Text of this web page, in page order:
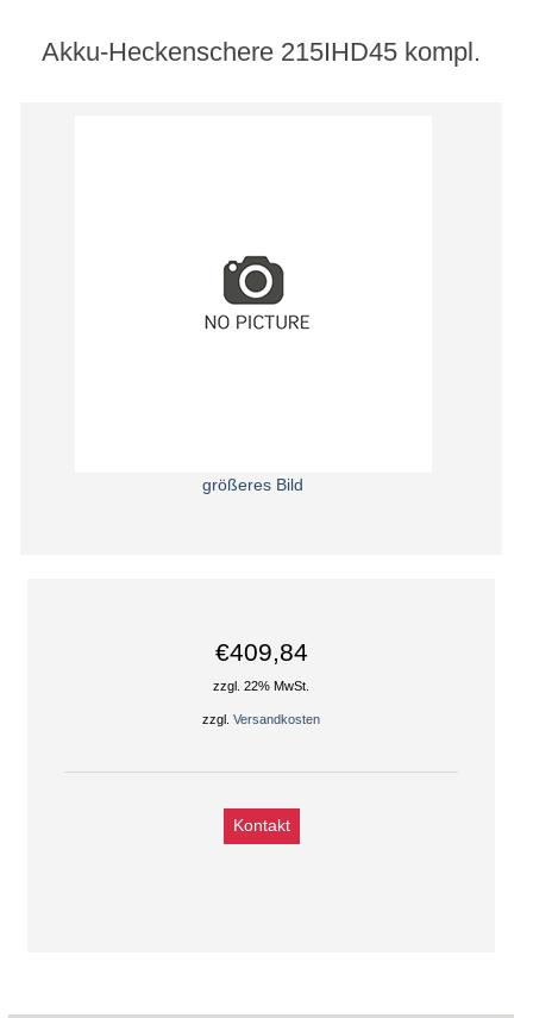
Akku-Heckenschere 215IHD45 kompl.
größeres Bild
€409,84
zzgl. 22% MwSt.
zzgl.Versandkosten
Kontakt